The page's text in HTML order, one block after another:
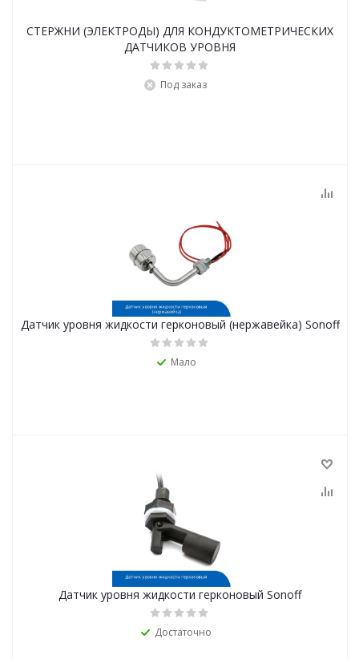
СТЕРЖНИ (ЭЛЕКТРОДЫ) ДЛЯ КОНДУКТОМЕТРИЧЕСКИХ
ДАТЧИКОВ УРОВНЯ
Под заказ
Датчик уровня жидкости герконовый (нержавейка) Sonoff
Мало
Датчик уровня жидкости герконовый Sonoff
Достаточно